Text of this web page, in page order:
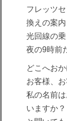
フレッツ
換えの案内
光回線の
夜の9時前
どこへお
お客様、
私の名前
いますか？